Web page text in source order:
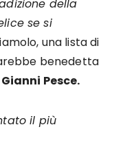
della
se si
una lista di
benedetta
Gianni Pesce.
il più